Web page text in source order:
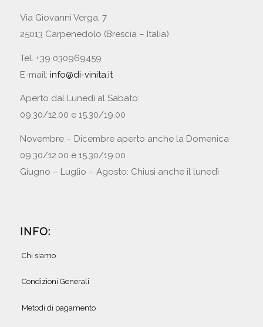
Via Giovanni Verga, 7
25013 Carpenedolo (Brescia – Italia)
Tel. +39 030969459
E-mail: info@di-vinita.it
Aperto dal Lunedì al Sabato:
09.30/12.00 e 15.30/19.00
Novembre – Dicembre aperto anche la Domenica
09.30/12.00 e 15.30/19.00
Giugno – Luglio – Agosto: Chiusi anche il lunedì
INFO:
Chi siamo
Condizioni Generali
Metodi di pagamento